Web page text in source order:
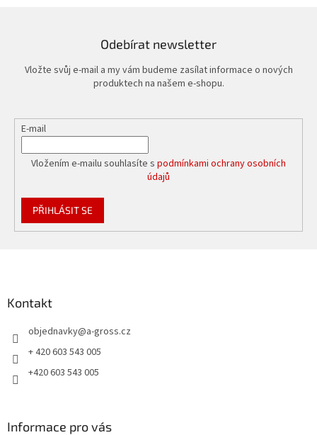
Odebírat newsletter
Vložte svůj e-mail a my vám budeme zasílat informace o nových
produktech na našem e-shopu.
E-mail
Vložením e-mailu souhlasíte s podmínkami ochrany osobních
údajů
PŘIHLÁSIT SE
Kontakt
objednavky@a-gross.cz
+ 420 603 543 005
+420 603 543 005
Informace pro vás